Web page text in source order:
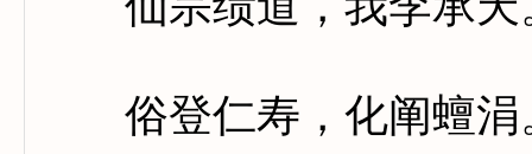
俗登仁寿，化阐蟺涓